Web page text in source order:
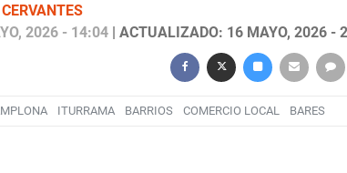
2026 - 14:04| ACTUALIZADO: 16 MAYO, 2026 -
ITURRAMA BARRIOS COMERCIO LOCAL BARES